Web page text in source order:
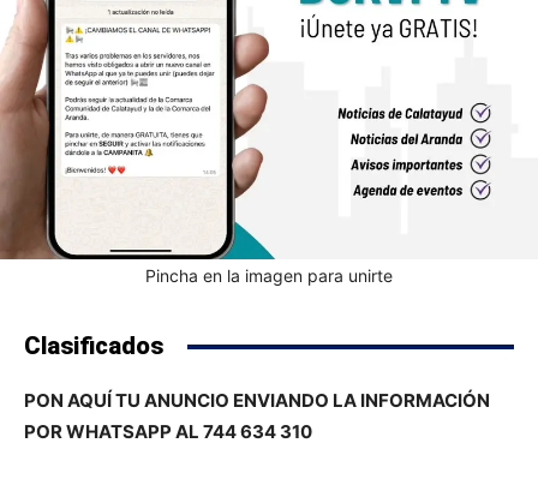
Pincha en la imagen para unirte
Clasificados
PON AQUÍ TU ANUNCIO ENVIANDO LA INFORMACIÓN
POR WHATSAPP AL 744 634 310